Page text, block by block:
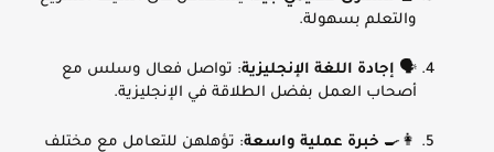
والتعلم بسهولة.
🗣️ إجادة اللغة الإنجليزية: تواصل فعال وسلس مع
أصحاب العمل بفضل الطلاقة في الإنجليزية.
👩‍🍳 خبرة عملية واسعة: تؤهلهن للتعامل مع مختلف